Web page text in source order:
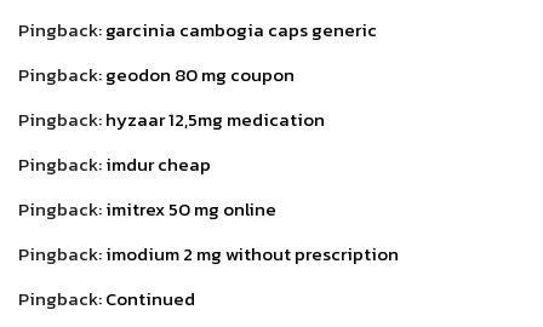
Pingback:garcinia cambogia caps generic
Pingback:geodon 80 mg coupon
Pingback:hyzaar 12,5mg medication
Pingback:imdur cheap
Pingback:imitrex 50 mg online
Pingback:imodium 2 mg without prescription
Pingback:Continued